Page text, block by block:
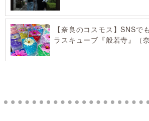
【奈良のコスモス】SNSで
ラスキューブ『般若寺』（奈